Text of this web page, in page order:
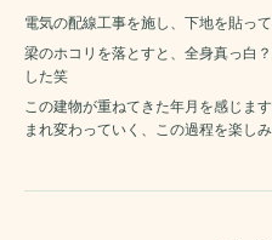
電気の配線工事を施し、下地を貼っ
梁のホコリを落とすと、全身真っ白
した笑
この建物が重ねてきた年月を感じま
まれ変わっていく、この過程を楽し